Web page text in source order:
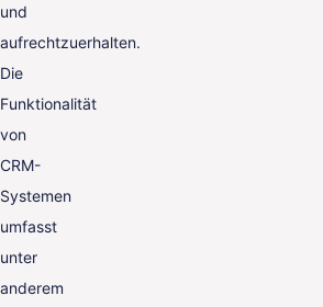
und
aufrechtzuerhalten.
Die
Funktionalität
von
CRM-
Systemen
umfasst
unter
anderem